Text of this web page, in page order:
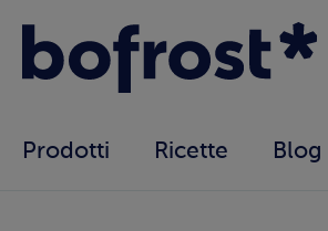
Prodotti Ricette Blog